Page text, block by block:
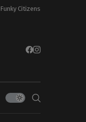
Funky Citizens